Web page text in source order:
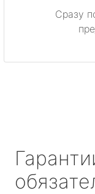
метро
метро Нагорная
Сразу